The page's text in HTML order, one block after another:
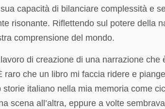
capacità di bilanciare complessità e
risonante. Riflettendo sul potere della
comprensione del mondo.
di creazione di una narrazione
che un libro mi faccia ridere e
italiano nella mia memoria come
scena all’altra, eppure a volte